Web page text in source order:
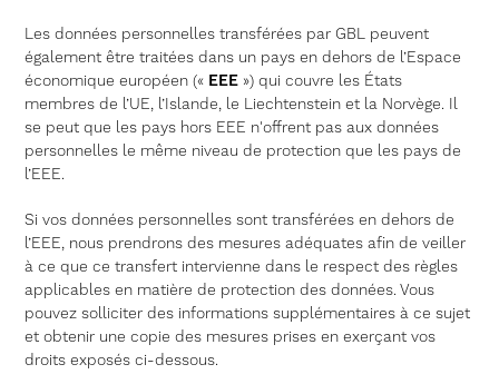
Les données personnelles transférées par GBL peuvent
également être traitées dans un pays en dehors de l’Espace
économique européen (« EEE ») qui couvre les États
membres de l’UE, l’Islande, le Liechtenstein et la Norvège. Il
se peut que les pays hors EEE n'offrent pas aux données
personnelles le même niveau de protection que les pays de
l’EEE.
Si vos données personnelles sont transférées en dehors de
l’EEE, nous prendrons des mesures adéquates afin de veiller
à ce que ce transfert intervienne dans le respect des règles
applicables en matière de protection des données. Vous
pouvez solliciter des informations supplémentaires à ce sujet
et obtenir une copie des mesures prises en exerçant vos
droits exposés ci-dessous.